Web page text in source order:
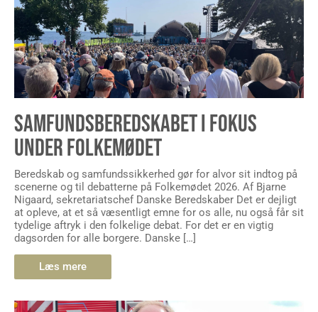
SAMFUNDSBEREDSKABET I FOKUS
UNDER FOLKEMØDET
Beredskab og samfundssikkerhed gør for alvor sit indtog på
scenerne og til debatterne på Folkemødet 2026. Af Bjarne
Nigaard, sekretariatschef Danske Beredskaber Det er dejligt
at opleve, at et så væsentligt emne for os alle, nu også får sit
tydelige aftryk i den folkelige debat. For det er en vigtig
dagsorden for alle borgere. Danske […]
Læs mere